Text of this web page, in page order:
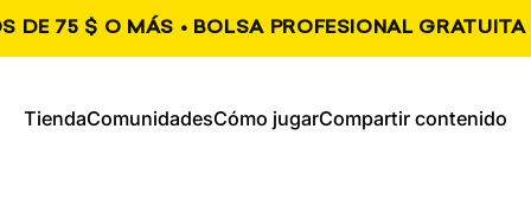
DE 75 $ O MÁS • BOLSA PROFESIONAL
TiendaComunidadesCómo jugarCompartir contenido